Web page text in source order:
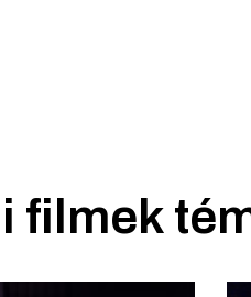
filmek